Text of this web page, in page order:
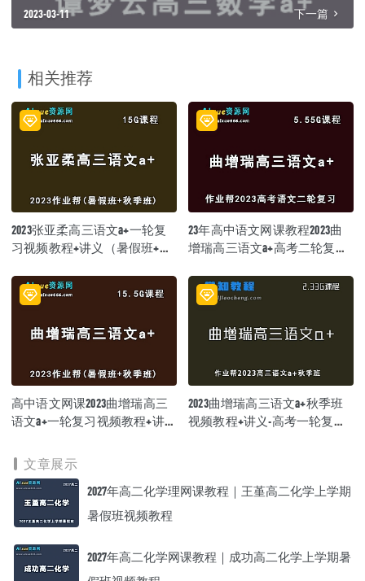
2023-03-11 下一篇
相关推荐
2023张亚柔高三语文a+一轮复
习视频教程+讲义（暑假班+秋
23年高中语文网课教程2023曲
增瑞高三语文a+高考二轮复习
高中语文网课2023曲增瑞高三
语文a+一轮复习视频教程+讲义
2023曲增瑞高三语文a+秋季班
视频教程+讲义-高考一轮复习
文章展示
2027年高二化学理网课教程｜王堇高二化学上学期
暑假班视频教程
2027年高二化学网课教程｜成功高二化学上学期暑